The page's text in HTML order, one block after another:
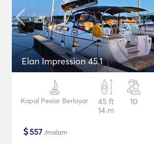
Elan Impression 45.1
Kapal Pesiar Berlayar
45 ft
14 m
10
$557 /malam